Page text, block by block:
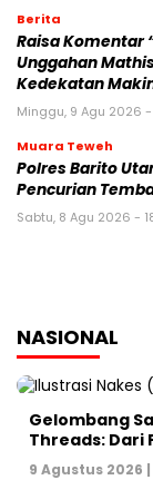
Berita
Raisa Komentar
Unggahan
Kedekatan
Minggu, 9 Agu 2026 -
Muara Teweh
Polres Barito
Pencurian
Sabtu, 8 Agu 2026 -
NASIONAL
Gelombang
Threads: Dari
9 Agustus 2026 |